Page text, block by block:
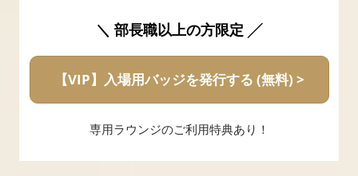
＼ 部長職以上の方限定 ╱
【VIP】入場用バッジを発行する (無料) >
専用ラウンジのご利用特典あり！